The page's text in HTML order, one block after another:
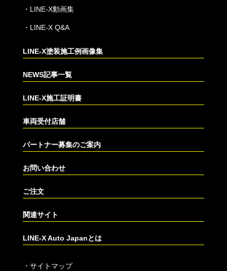
・ LINE-X動画集
・ LINE-X Q&A
LINE-X塗装施工例画像集
NEWS記事一覧
LINE-X施工証明書
車両受付店舗
パートナー募集のご案内
お問い合わせ
ご注文
関連サイト
LINE-X Auto Japanとは
・ サイトマップ